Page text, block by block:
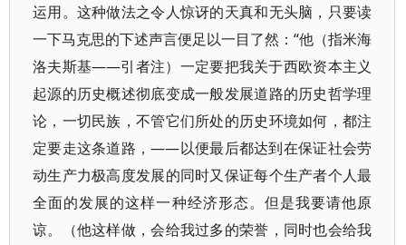
运用。这种做法之令人惊讶的天真和无头脑，只要读
一下马克思的下述声言便足以一目了然：“他（指米海
洛夫斯基——引者注）一定要把我关于西欧资本主义
起源的历史概述彻底变成一般发展道路的历史哲学理
论，一切民族，不管它们所处的历史环境如何，都注
定要走这条道路，——以便最后都达到在保证社会劳
动生产力极高度发展的同时又保证每个生产者个人最
全面的发展的这样一种经济形态。但是我要请他原
谅。（他这样做，会给我过多的荣誉，同时也会给我